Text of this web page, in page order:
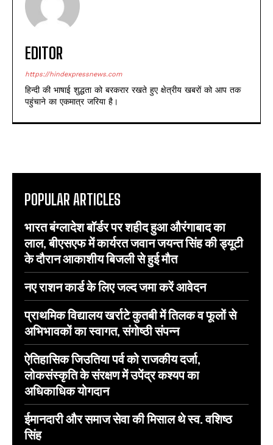
EDITOR
https://hindexpressnews.com
हिन्दी की भाषाई शुद्धता को बरकरार रखते हुए क्षेत्रीय खबरों को आप तक
पहुंचाने का एकमात्र जरिया है।
POPULAR ARTICLES
भारत बंग्लादेश बॉर्डर पर शहीद हुआ औरंगाबाद का
लाल, बीएसएफ में कार्यरत जवान जयन्त सिंह की ड्यूटी
के दौरान आकाशीय बिजली से हुई मौत
नए राशन कार्ड के लिए जल्द जमा करें आवेदन
प्राथमिक विद्यालय खर्राटे कुतबी में तिलक व फूलों से
अभिभावकों का स्वागत, संगोष्ठी संपन्न
ऐतिहासिक जिउतिया पर्व को राजकीय दर्जा,
लोकसंस्कृति के संरक्षण में उपेंद्र कश्यप का
अधिकाधिक योगदान
ईमानदारी और समाज सेवा की मिसाल थे स्व. वशिष्ठ
सिंह